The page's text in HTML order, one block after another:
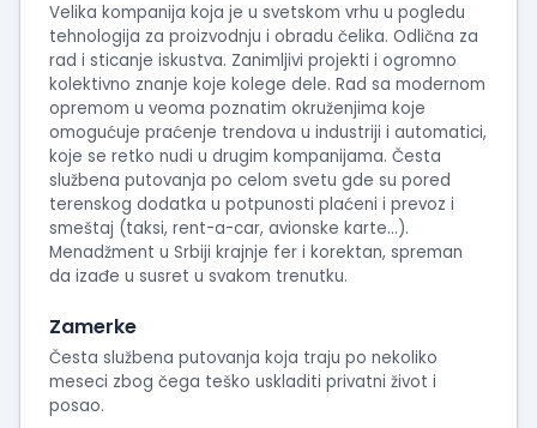
Velika kompanija koja je u svetskom vrhu u pogledu
tehnologija za proizvodnju i obradu čelika. Odlična za
rad i sticanje iskustva. Zanimljivi projekti i ogromno
kolektivno znanje koje kolege dele. Rad sa modernom
opremom u veoma poznatim okruženjima koje
omogućuje praćenje trendova u industriji i automatici,
koje se retko nudi u drugim kompanijama. Česta
službena putovanja po celom svetu gde su pored
terenskog dodatka u potpunosti plaćeni i prevoz i
smeštaj (taksi, rent-a-car, avionske karte...).
Menadžment u Srbiji krajnje fer i korektan, spreman
da izađe u susret u svakom trenutku.
Zamerke
Česta službena putovanja koja traju po nekoliko
meseci zbog čega teško uskladiti privatni život i
posao.